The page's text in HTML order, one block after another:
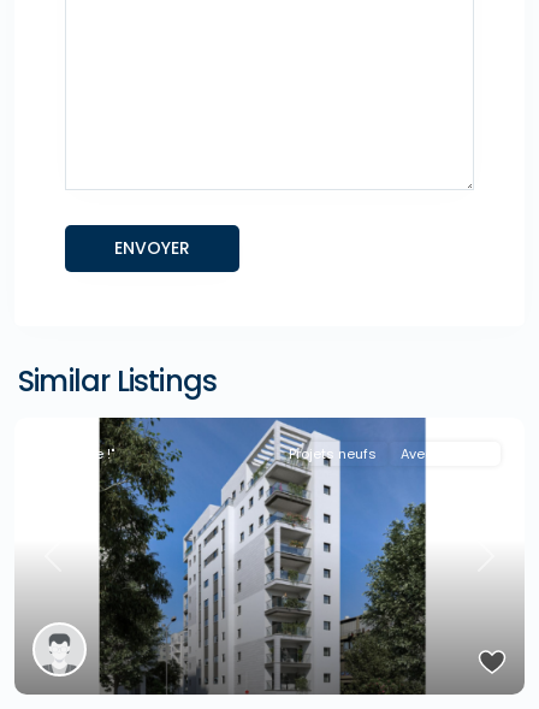
Similar Listings
Previous
"A la Une !" Projets neufs Avec Agence